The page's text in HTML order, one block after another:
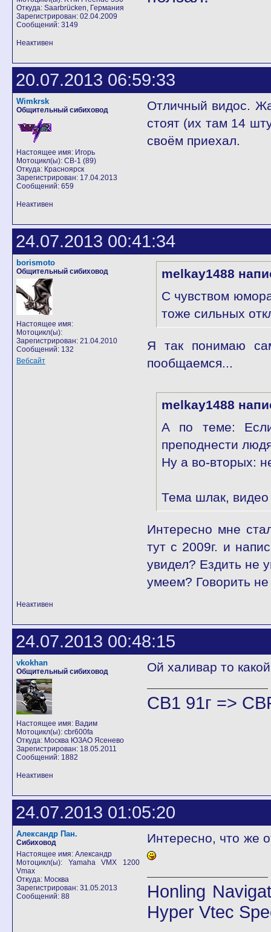
Откуда: Saarbrücken, Германия
Зарегистрирован: 02.04.2009
Сообщений: 3149
Неактивен
20.07.2013 06:59:33
Wimkrsk
Общительный сибиховод
Настоящее имя: Игорь
Мотоцикл(ы): CB-1 (89)
Откуда: Красноярск
Зарегистрирован: 17.04.2013
Сообщений: 659
Отличный видос.
стоят (их там 14
своём приехал.
Неактивен
24.07.2013 00:41:34
borismoto
Общительный сибиховод
Настоящее имя:
Мотоцикл(ы):
Зарегистрирован: 21.04.2010
Сообщений: 132
Вебсайт
melkay1488
С чувством
тоже сильных
Я так понимаю
пообщаемся...
melkay1488
А по теме:
преподнести
Ну а во-вторых:
Тема шлак, видео
Интересно мне
тут с 2009г. и
увидел? Ездить не
умеем? Говорить
Неактивен
24.07.2013 00:48:15
vkokhan
Общительный сибиховод
Настоящее имя: Вадим
Мотоцикл(ы): cbr600fa
Откуда: Москва ЮЗАО Ясенево
Зарегистрирован: 18.05.2011
Сообщений: 1882
Ой халивар то
CB1 91г =>
Неактивен
24.07.2013 01:05:20
Александр Пан.
Сибиховод
Настоящее имя: Александр
Мотоцикл(ы): Yamaha VMX 1200
Vmax
Откуда: Москва
Зарегистрирован: 31.05.2013
Сообщений: 88
Интересно, что же
Honling
Hyper Vtec